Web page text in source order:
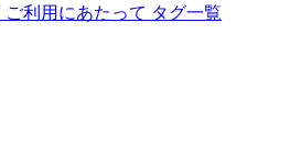
ご利用にあたって タグ一覧